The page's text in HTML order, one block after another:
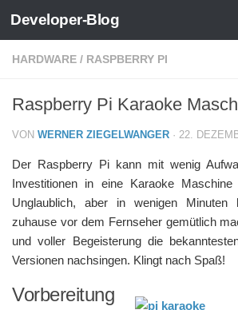
Zum Inhalt springen
Developer-Blog
HARDWARE / RASPBERRY PI
Raspberry Pi Karaoke
VON WERNER ZIEGELWANGER · 22.
Der Raspberry Pi kann mit wenig
Investitionen in eine Karaoke Maschine
Unglaublich, aber in wenigen
zuhause vor dem Fernseher gemütlich
und voller Begeisterung die
Versionen nachsingen. Klingt nach Spaß!
Vorbereitung